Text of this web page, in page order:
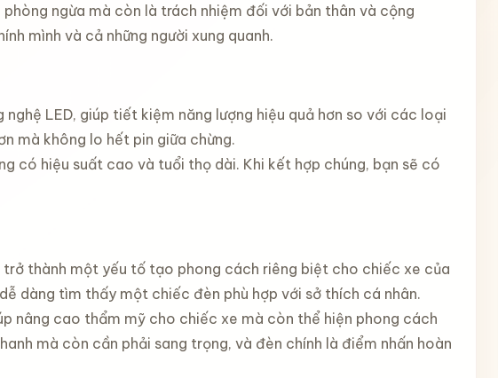
ngừa mà còn là trách nhiệm đối với bản thân và cộng
mình và cả những người xung quanh.
LED, giúp tiết kiệm năng lượng hiệu quả hơn so với các loại
mà không lo hết pin giữa chừng.
có hiệu suất cao và tuổi thọ dài. Khi kết hợp chúng, bạn sẽ có
thành một yếu tố tạo phong cách riêng biệt cho chiếc xe của
dàng tìm thấy một chiếc đèn phù hợp với sở thích cá nhân.
nâng cao thẩm mỹ cho chiếc xe mà còn thể hiện phong cách
mà còn cần phải sang trọng, và đèn chính là điểm nhấn hoàn